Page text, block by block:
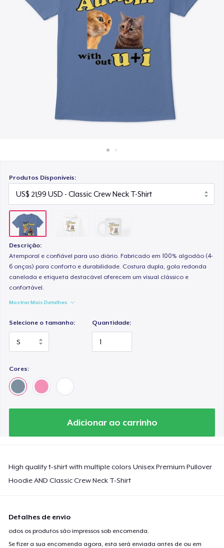
Venda em todo lugar
Venda qualquer coisa
Produtos Disponíveis:
Descrição:
Atemporal e confiável para uso diário. Fabricado em 100% algodão (4-
6 onças) para conforto e durabilidade. Costura dupla, gola redonda
canelada e etiqueta destacável oferecem um visual clássico e
confortável.
Mostrar Mais Detalhes
Selecione o tamanho: Quantidade:
Cores:
Adicionar ao carrinho
High quality t-shirt with multiple colors Unisex Premium Pullover
Hoodie AND Classic Crew Neck T-Shirt
Detalhes de envio
odos os produtos são impressos sob encomenda.
Se fizer a sua encomenda agora, esta será enviada antes de ou em
US$ 15,99